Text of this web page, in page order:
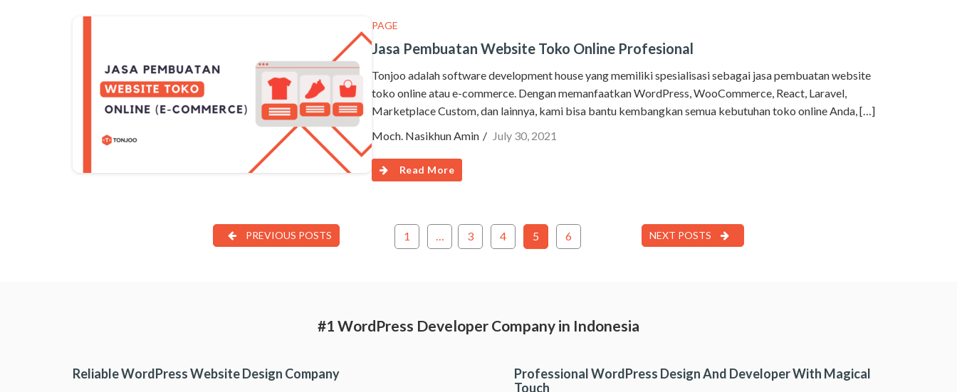
PAGE
Jasa Pembuatan Website Toko Online Profesional
Tonjoo adalah software development house yang memiliki spesialisasi sebagai jasa pembuatan website
toko online atau e-commerce. Dengan memanfaatkan WordPress, WooCommerce, React, Laravel,
Marketplace Custom, dan lainnya, kami bisa bantu kembangkan semua kebutuhan toko online Anda, […]
Moch. Nasikhun Amin
July 30, 2021
Read More
PREVIOUS POSTS 1 … 3 4 5 6 NEXT POSTS
#1 WordPress Developer Company in Indonesia
Reliable WordPress Website Design Company
Professional WordPress Design And Developer With Magical
Touch